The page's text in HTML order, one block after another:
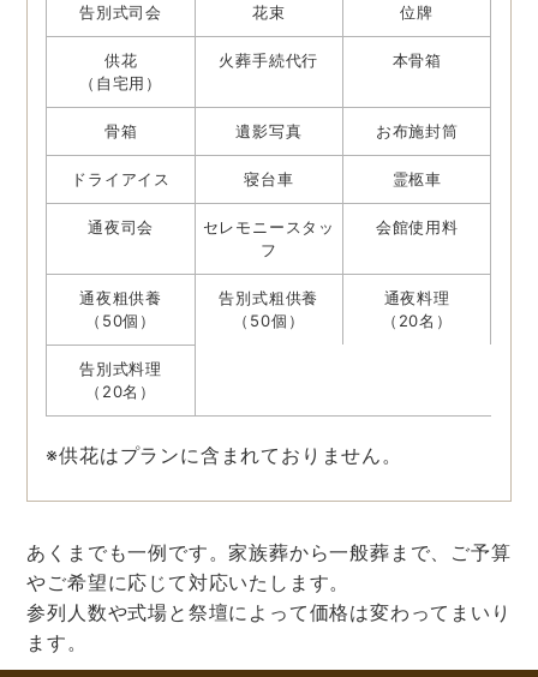
告別式司会 花束 位牌
供花
（自宅用）
火葬手続代行 本骨箱
骨箱 遺影写真 お布施封筒
ドライアイス 寝台車 霊柩車
通夜司会
セレモニースタッ
フ
会館使用料
通夜粗供養
（50個）
告別式粗供養
（50個）
通夜料理
（20名）
告別式料理
（20名）
※供花はプランに含まれておりません。
あくまでも一例です。家族葬から一般葬まで、ご予算
やご希望に応じて対応いたします。
参列人数や式場と祭壇によって価格は変わってまいり
ます。